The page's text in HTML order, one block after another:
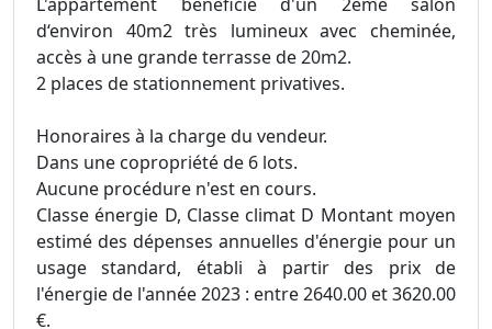
d‘environ 40m2 très lumineux avec cheminée,
accès à une grande terrasse de 20m2.
2 places de stationnement privatives.
Honoraires à la charge du vendeur.
Dans une copropriété de 6 lots.
Aucune procédure n'est en cours.
Classe énergie D, Classe climat D Montant moyen
estimé des dépenses annuelles d'énergie pour un
usage standard, établi à partir des prix de
l'énergie de l'année 2023 : entre 2640.00 et 3620.00
€.